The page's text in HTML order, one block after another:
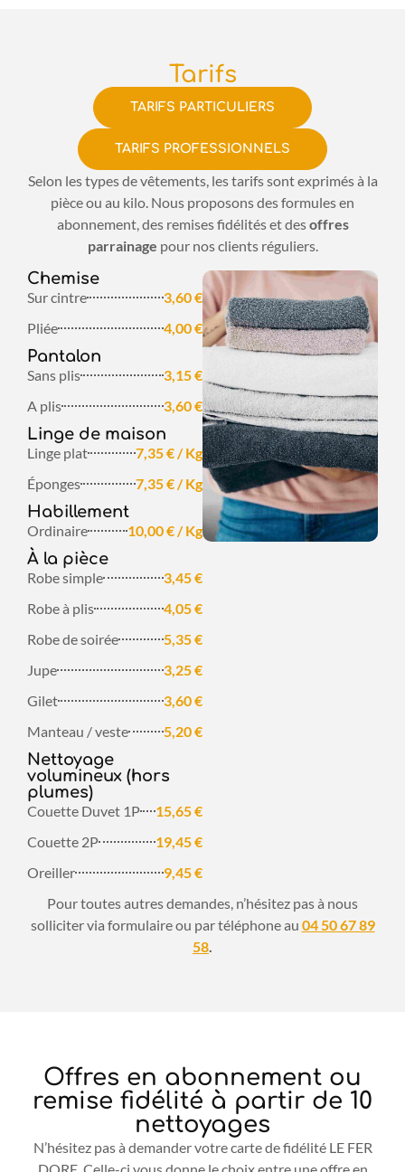
Tarifs
TARIFS PARTICULIERS
TARIFS PROFESSIONNELS
Selon les types de vêtements, les tarifs sont exprimés à la
pièce ou au kilo. Nous proposons des formules en
abonnement, des remises fidélités et desoffres
parrainage pour nos clients réguliers.
Chemise
Sur cintre
3,60 €
Pliée
4,00 €
Pantalon
Sans plis
3,15 €
A plis
3,60 €
Linge de maison
Linge plat
7,35 € / Kg
Éponges
7,35 € / Kg
Habillement
Ordinaire 10,00 € / Kg
À la pièce
Robe simple
3,45 €
Robe à plis
4,05 €
Robe de soirée
5,35 €
Jupe
3,25 €
Gilet
3,60 €
Manteau / veste
5,20 €
Nettoyage
volumineux (hors
plumes)
Couette Duvet 1P
15,65 €
Couette 2P
19,45 €
Oreiller
9,45 €
Pour toutes autres demandes, n’hésitez pas à nous
solliciter via formulaire ou par téléphone au 04 50 67 89
58
Offres en abonnement ou
remise fidélité à partir de 10
nettoyages
N’hésitez pas à demander votre carte de fidélité LE FER